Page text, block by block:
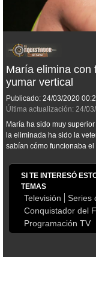
María elimina con
yumar vertical
Publicado: 24/03/2020
Última actualización: 24/
María ha sido muy
la eliminada ha sido la
sabían cómo funcionaba el
SI TE INTERESÓ
TEMAS
Televisión Series
Conquistador del
Programación TV